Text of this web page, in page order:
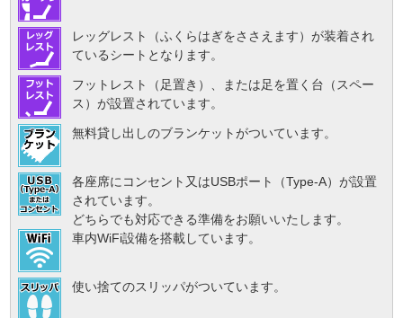
レッグレスト（ふくらはぎをささえます）が装着され
ているシートとなります。
フットレスト（足置き）、または足を置く台（スペー
ス）が設置されています。
無料貸し出しのブランケットがついています。
各座席にコンセント又はUSBポート（Type-A）が設置
されています。
どちらでも対応できる準備をお願いいたします。
車内WiFi設備を搭載しています。
使い捨てのスリッパがついています。